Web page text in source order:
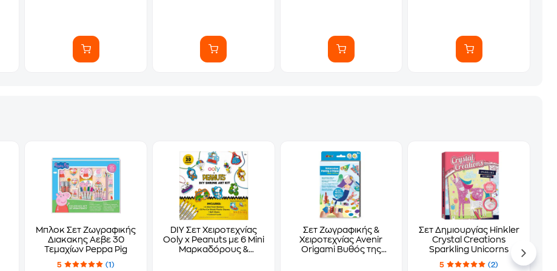
Μπλοκ Σετ Ζωγραφικής
Διακακης Αεβε 30
Τεμαχίων Peppa Pig
5
(1)
DIY Σετ Χειροτεχνίας
Ooly x Peanuts με 6 Mini
Μαρκαδόρους &
Σετ Ζωγραφικής &
Χειροτεχνίας Avenir
Origami Βυθός της
Σετ Δημιουργίας Hinkler
Crystal Creations
Sparkling Unicorns
5 (2)